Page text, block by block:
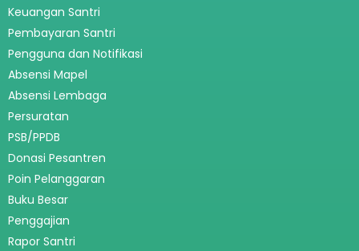
Keuangan Santri
Pembayaran Santri
Pengguna dan Notifikasi
Absensi Mapel
Absensi Lembaga
Persuratan
PSB/PPDB
Donasi Pesantren
Poin Pelanggaran
Buku Besar
Penggajian
Rapor Santri